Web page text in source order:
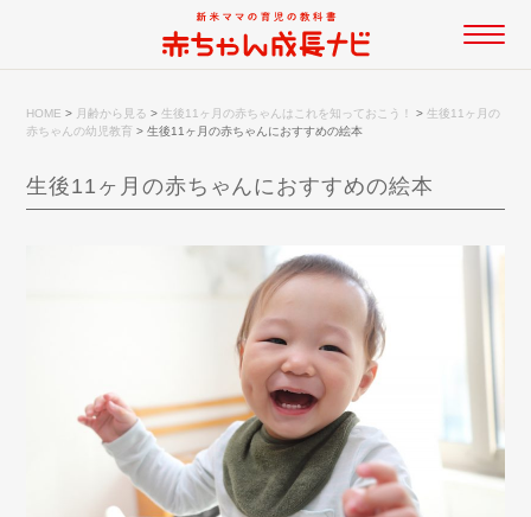
HOME > 月齢から見る >生後11ヶ月の赤ちゃんはこれを知っておこう！ >生後11ヶ月の
赤ちゃんの幼児教育 >生後11ヶ月の赤ちゃんにおすすめの絵本
生後11ヶ月の赤ちゃんにおすすめの絵本